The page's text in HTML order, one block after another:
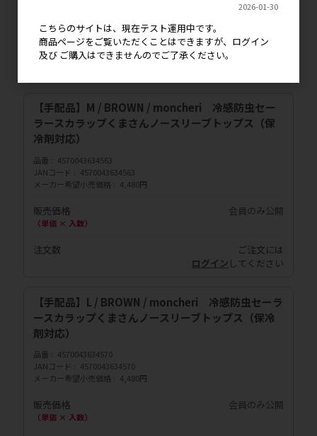
（単価 × 入数）
注文数
【手配品】M / BROWN / moncheri 冷感防虫セー
ラースカラップくまさんノースリーブトップス（保
冷剤対応）
品番
4570043634563
JANコード
4570043634563
メーカー希望小売価格
4,480円
販売価格
（単価 × 入数）
会員のみ公開
注文数
ご注文には
ログイン してください
【手配品】L / BROWN / moncheri 冷感防虫セーラ
ースカラップくまさんノースリーブトップス（保冷
剤対応）
品番
4570043634570
JANコード
4570043634570
メーカー希望小売価格
4,480円
販売価格
（単価 × 入数）
会員のみ公開
2026-01-30
こちらのサイトは、現在テスト運用中です。
商品ページをご覧いただくことはできますが、ログイン
及び ご購入はできませんのでご了承ください。